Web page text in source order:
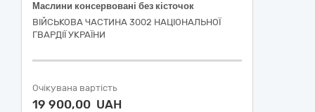
Маслини консервовані без кісточок
ВІЙСЬКОВА ЧАСТИНА 3002 НАЦІОНАЛЬНОЇ
ГВАРДІЇ УКРАЇНИ
Очікувана вартість
19 900,00 UAH